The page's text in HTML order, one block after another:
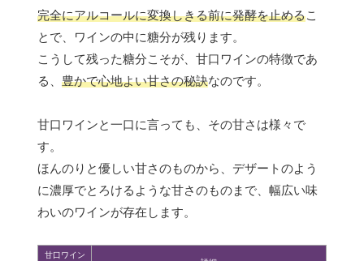
完全にアルコールに変換しきる前に発酵を止めるこ
とで、ワインの中に糖分が残ります。
こうして残った糖分こそが、甘口ワインの特徴であ
る、 豊かで心地よい甘さの秘訣なのです。
甘口ワインと一口に言っても、その甘さは様々で
す。
ほんのりと優しい甘さのものから、デザートのよう
に濃厚でとろけるような甘さのものまで、幅広い味
わいのワインが存在します。
甘口ワイン